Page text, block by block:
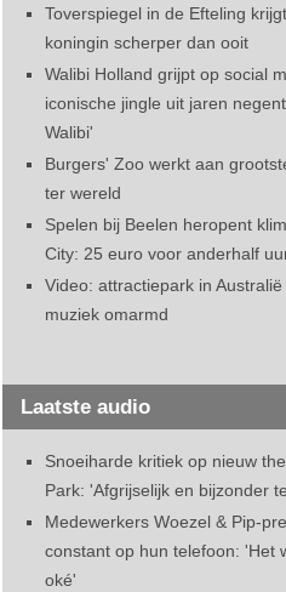
Toverspiegel in de Efteling
koningin scherper dan ooit
Walibi Holland grijpt op social
iconische jingle uit jaren
Walibi'
Burgers' Zoo werkt aan
ter wereld
Spelen bij Beelen heropent
City: 25 euro voor anderhalf
Video: attractiepark in
muziek omarmd
Laatste audio
Snoeiharde kritiek op nieuw
Park: 'Afgrijselijk en bijzonder
Medewerkers Woezel & Pip-
constant op hun telefoon: 'Het
oké'